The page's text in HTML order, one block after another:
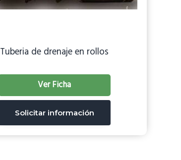
Tuberia de drenaje en rollos
Ver Ficha
Solicitar información